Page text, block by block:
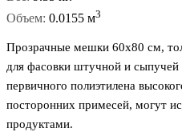
Объем: 0.0155 м3
Прозрачные мешки 60x80 см,
для фасовки штучной и сыпучей
первичного полиэтилена
посторонних примесей, могут
продуктами.